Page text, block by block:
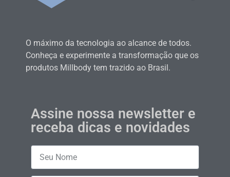
O máximo da tecnologia ao alcance de todos.
Conheça e experimente a transformação que os
produtos Millbody tem trazido ao Brasil.
Assine nossa newsletter e
receba dicas e novidades